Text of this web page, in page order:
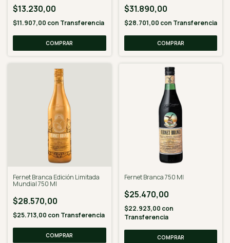
$13.230,00
$11.907,00 con Transferencia
$31.890,00
$28.701,00 con Transferencia
Fernet Branca Edición Limitada
Mundial 750 Ml
$28.570,00
$25.713,00 con Transferencia
Fernet Branca 750 Ml
$25.470,00
$22.923,00 con
Transferencia